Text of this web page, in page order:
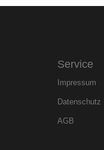
Service
Impressum
Datenschutz
AGB